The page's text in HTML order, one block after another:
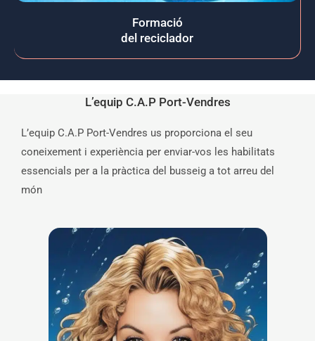
Formació
del reciclador
L’equip C.A.P Port-Vendres
L’equip C.A.P Port-Vendres us proporciona el seu
coneixement i experiència per enviar-vos les habilitats
essencials per a la pràctica del busseig a tot arreu del
món